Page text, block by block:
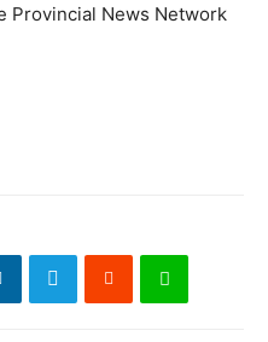
Provincial News Network